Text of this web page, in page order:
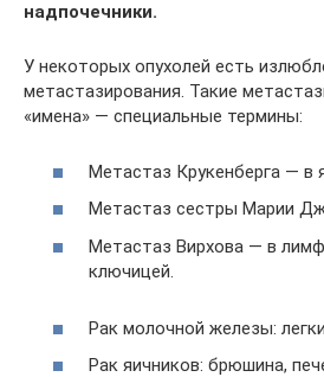
надпочечники.
У некоторых опухолей есть
метастазирования. Такие
«имена» — специальные термины:
Метастаз Крукенберга — в
Метастаз сестры Марии
Метастаз Вирхова — в
ключицей.
Рак молочной железы:
Рак яичников: брюшина,